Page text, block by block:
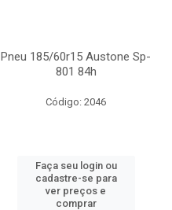
Pneu 185/60r15 Austone Sp-
801 84h
Código: 2046
Faça seu login ou
cadastre-se para
ver preços e
comprar